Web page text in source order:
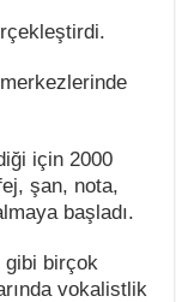
için 2000
şan, nota,
başladı.
gibi birçok
vokalistlik